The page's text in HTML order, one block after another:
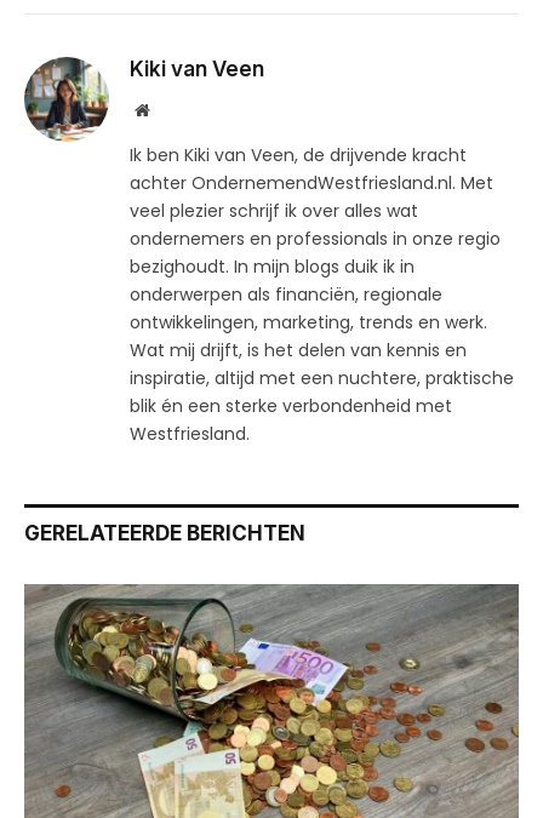
Kiki van Veen
Website
Ik ben Kiki van Veen, de drijvende kracht
achter OndernemendWestfriesland.nl. Met
veel plezier schrijf ik over alles wat
ondernemers en professionals in onze regio
bezighoudt. In mijn blogs duik ik in
onderwerpen als financiën, regionale
ontwikkelingen, marketing, trends en werk.
Wat mij drijft, is het delen van kennis en
inspiratie, altijd met een nuchtere, praktische
blik én een sterke verbondenheid met
Westfriesland.
GERELATEERDE BERICHTEN